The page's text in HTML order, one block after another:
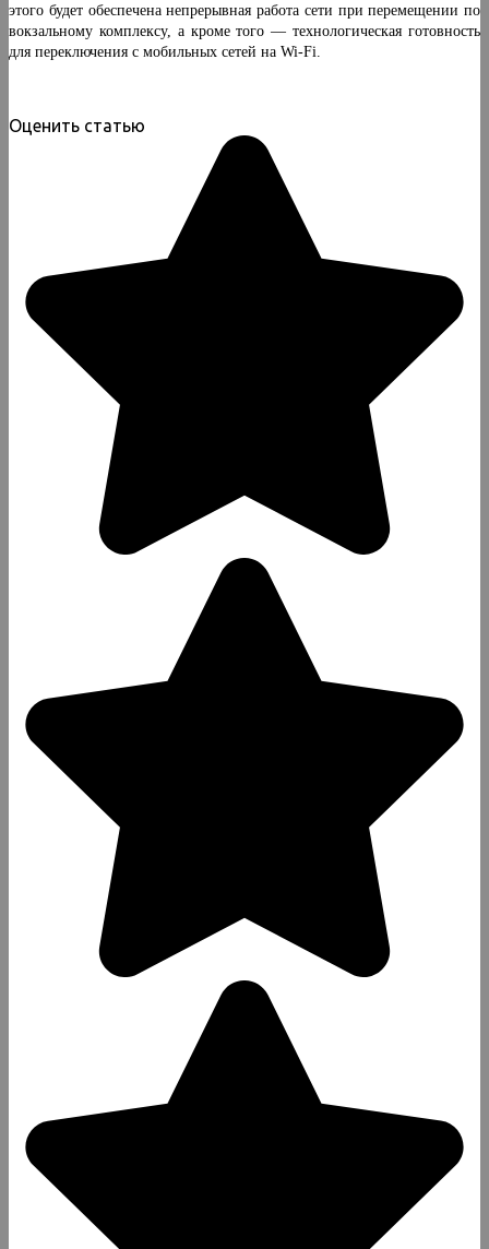
этого будет обеспечена непрерывная работа сети при перемещении по
вокзальному комплексу, а кроме того — технологическая готовность
для переключения с мобильных сетей на Wi-Fi.
Оценить статью